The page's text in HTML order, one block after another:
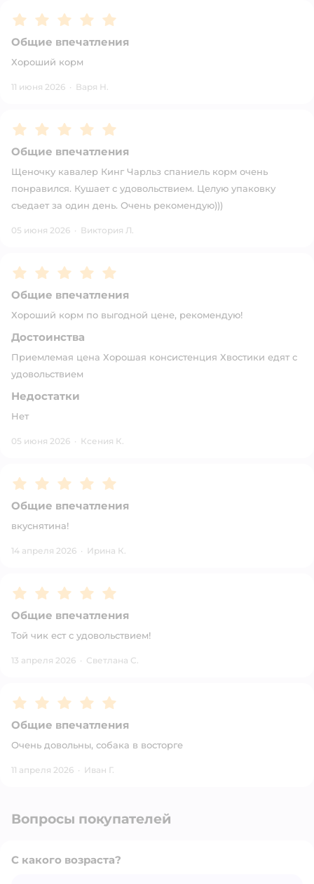
Рейтинг:5
Общие впечатления
Хороший корм
11 июня 2026 · Варя Н.
Рейтинг:5
Общие впечатления
Щеночку кавалер Кинг Чарльз спаниель корм очень
понравился. Кушает с удовольствием. Целую упаковку
съедает за один день. Очень рекомендую)))
05 июня 2026 · Виктория Л.
Рейтинг:5
Общие впечатления
Хороший корм по выгодной цене, рекомендую!
Достоинства
Приемлемая цена Хорошая консистенция Хвостики едят с
удовольствием
Недостатки
Нет
05 июня 2026 · Ксения К.
Рейтинг:5
Общие впечатления
вкуснятина!
14 апреля 2026 · Ирина К.
Рейтинг:5
Общие впечатления
Той чик ест с удовольствием!
13 апреля 2026 · Светлана С.
Рейтинг:5
Общие впечатления
Очень довольны, собака в восторге
11 апреля 2026 · Иван Г.
Вопросы покупателей
С какого возраста?